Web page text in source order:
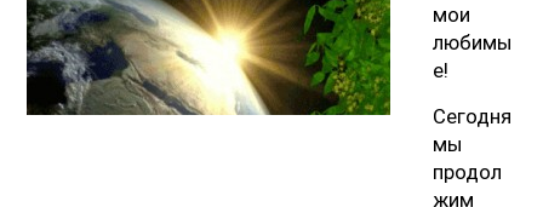
мои
любимы
е!
Сегодня
мы
продол
жим